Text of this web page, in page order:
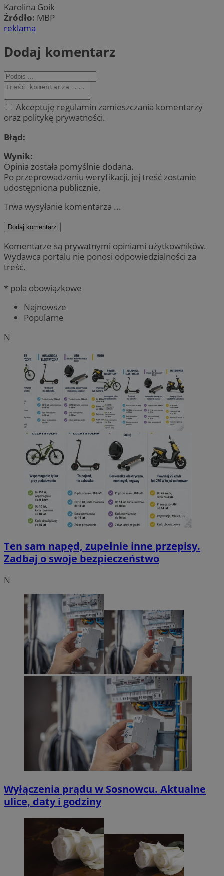
Karolina Goik
Źródło: MBP
reklama
Dodaj komentarz
Akceptuję regulamin zamieszczania komentarzy
oraz politykę prywatności.
Błąd:
Wynik:
Opinia została pomyślnie dodana.
Po przeprowadzeniu weryfikacji, jej treść zostanie
udostępniona publicznie.
Trwa wysyłanie komentarza ...
Dodaj komentarz
Komentarze są prywatnymi opiniami użytkowników.
Wydawca portalu nie ponosi odpowiedzialności za
treść.
* pola obowiązkowe
Najnowsze
Popularne
N
Ten sam napęd, zupełnie inne przepisy.
Zadbaj o swoje bezpieczeństwo
N
Wyłączenia prądu w Sosnowcu. Aktualne
ulice, daty i godziny